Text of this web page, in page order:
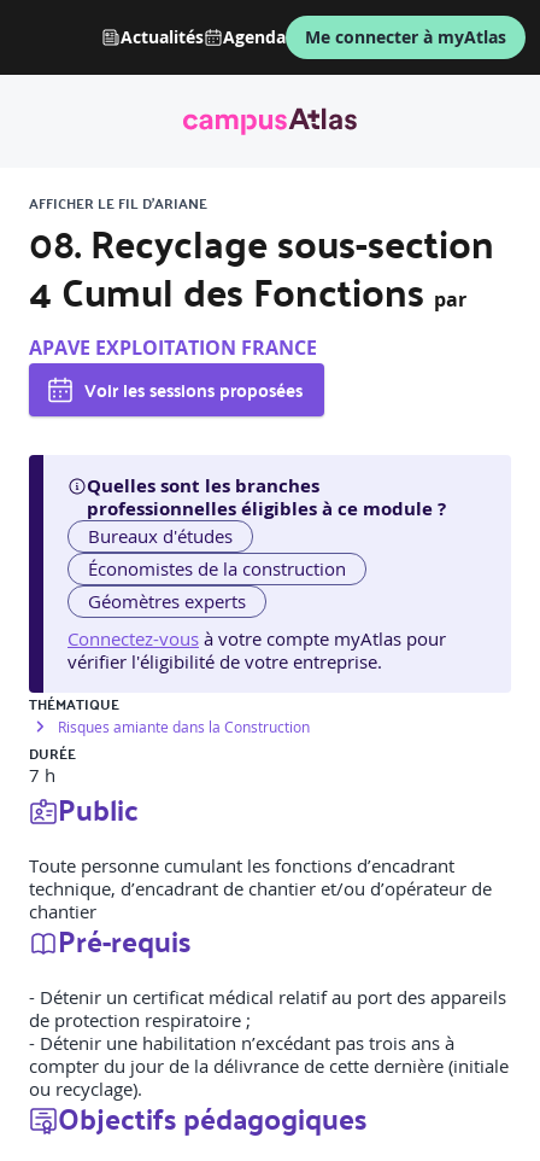
Actualités Agenda Me connecter à myAtlas
AFFICHER LE FIL D'ARIANE
08. Recyclage sous-section
4 Cumul des Fonctions par
APAVE EXPLOITATION FRANCE
Voir les sessions proposées
Quelles sont les branches
professionnelles éligibles à ce module ?
Bureaux d'études
Économistes de la construction
Géomètres experts
Connectez-vous à votre compte myAtlas pour
vérifier l'éligibilité de votre entreprise.
THÉMATIQUE
Risques amiante dans la Construction
DURÉE
7 h
Public
Toute personne cumulant les fonctions d’encadrant
technique, d’encadrant de chantier et/ou d’opérateur de
chantier
Pré-requis
- Détenir un certificat médical relatif au port des appareils
de protection respiratoire ;
- Détenir une habilitation n’excédant pas trois ans à
compter du jour de la délivrance de cette dernière (initiale
ou recyclage).
Objectifs pédagogiques